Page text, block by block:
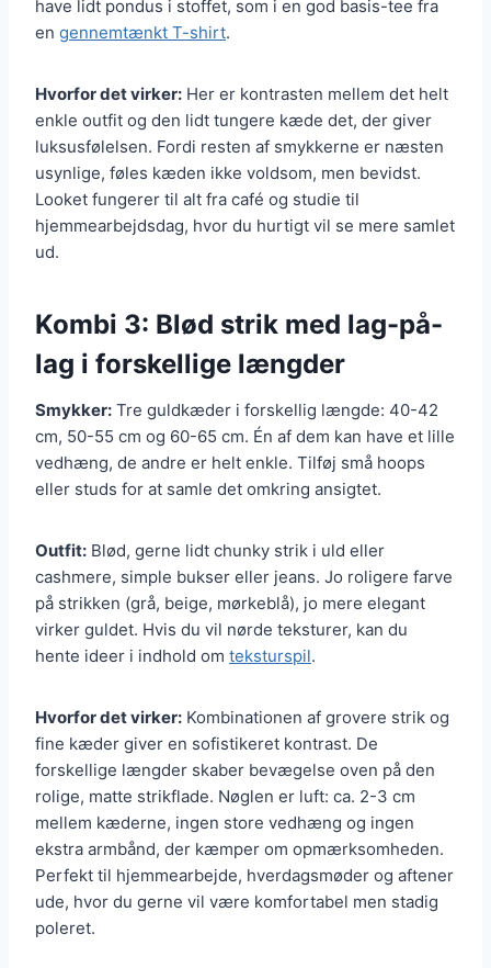
have lidt pondus i stoffet, som i en god basis-tee fra
en gennemtænkt T-shirt.
Hvorfor det virker: Her er kontrasten mellem det helt
enkle outfit og den lidt tungere kæde det, der giver
luksusfølelsen. Fordi resten af smykkerne er næsten
usynlige, føles kæden ikke voldsom, men bevidst.
Looket fungerer til alt fra café og studie til
hjemmearbejdsdag, hvor du hurtigt vil se mere samlet
ud.
Kombi 3: Blød strik med lag-på-
lag i forskellige længder
Smykker: Tre guldkæder i forskellig længde: 40-42
cm, 50-55 cm og 60-65 cm. Én af dem kan have et lille
vedhæng, de andre er helt enkle. Tilføj små hoops
eller studs for at samle det omkring ansigtet.
Outfit: Blød, gerne lidt chunky strik i uld eller
cashmere, simple bukser eller jeans. Jo roligere farve
på strikken (grå, beige, mørkeblå), jo mere elegant
virker guldet. Hvis du vil nørde teksturer, kan du
hente ideer i indhold om teksturspil.
Hvorfor det virker: Kombinationen af grovere strik og
fine kæder giver en sofistikeret kontrast. De
forskellige længder skaber bevægelse oven på den
rolige, matte strikflade. Nøglen er luft: ca. 2-3 cm
mellem kæderne, ingen store vedhæng og ingen
ekstra armbånd, der kæmper om opmærksomheden.
Perfekt til hjemmearbejde, hverdagsmøder og aftener
ude, hvor du gerne vil være komfortabel men stadig
poleret.